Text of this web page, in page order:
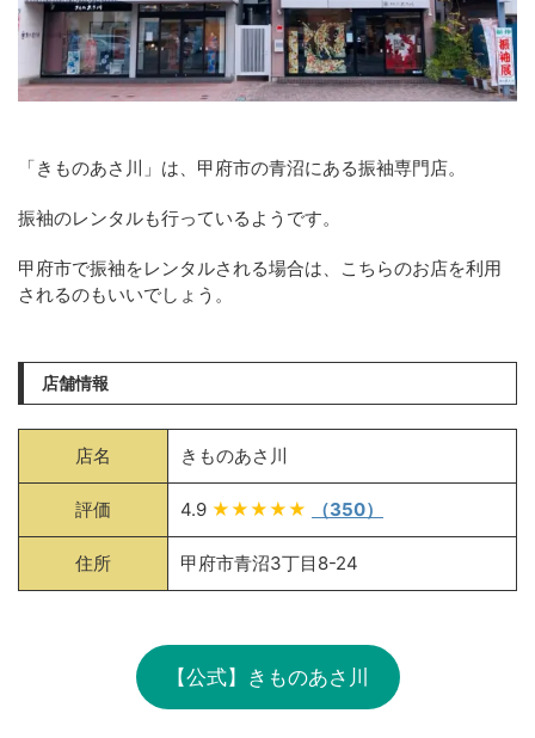
「きものあさ川」は、甲府市の青沼にある振袖専門店。
振袖のレンタルも行っているようです。
甲府市で振袖をレンタルされる場合は、こちらのお店を利用
されるのもいいでしょう。
店舗情報
店名 きものあさ川
評価 4.9 ★★★★★ （350）
住所 甲府市青沼3丁目8-24
【公式】きものあさ川